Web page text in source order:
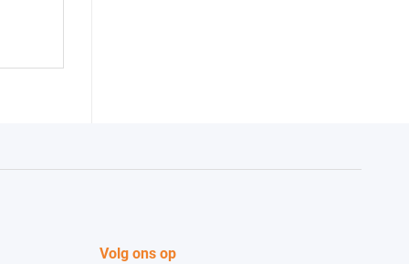
Volg ons op